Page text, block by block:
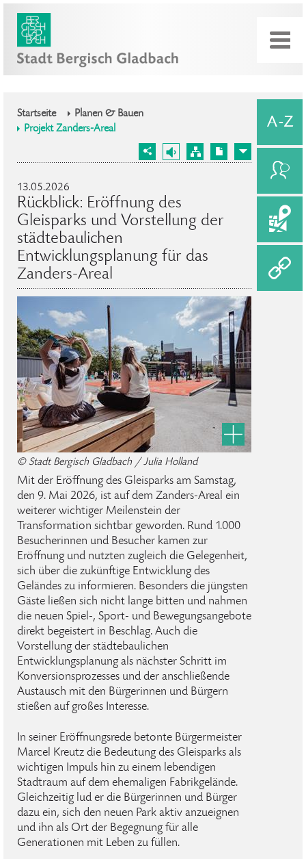
Startseite
Planen & Bauen
Projekt Zanders-Areal
13.05.2026
Rückblick: Eröffnung des
Gleisparks und Vorstellung der
städtebaulichen
Entwicklungsplanung für das
Zanders-Areal
© Stadt Bergisch Gladbach / Julia Holland
Mit der Eröffnung des Gleisparks am Samstag,
den 9. Mai 2026, ist auf dem Zanders-Areal ein
weiterer wichtiger Meilenstein der
Transformation sichtbar geworden. Rund 1.000
Besucherinnen und Besucher kamen zur
Eröffnung und nutzten zugleich die Gelegenheit,
sich über die zukünftige Entwicklung des
Geländes zu informieren. Besonders die jüngsten
Gäste ließen sich nicht lange bitten und nahmen
die neuen Spiel-, Sport- und Bewegungsangebote
direkt begeistert in Beschlag. Auch die
Vorstellung der städtebaulichen
Entwicklungsplanung als nächster Schritt im
Konversionsprozesses und der anschließende
Austausch mit den Bürgerinnen und Bürgern
stießen auf großes Interesse.
In seiner Eröffnungsrede betonte Bürgermeister
Marcel Kreutz die Bedeutung des Gleisparks als
wichtigen Impuls hin zu einem lebendigen
Stadtraum auf dem ehemaligen Fabrikgelände.
Gleichzeitig lud er die Bürgerinnen und Bürger
dazu ein, sich den neuen Park aktiv anzueignen
und ihn als Ort der Begegnung für alle
Generationen mit Leben zu füllen.